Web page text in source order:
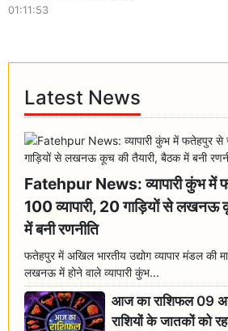
01:11:53
Latest News
Fatehpur News: व्यापारी कुंभ में
100 व्यापारी, 20 गाड़ियों से लखनऊ
में बनी रणनीति
फतेहपुर में अखिल भारतीय उद्योग व्यापार मंडल की
लखनऊ में होने वाले व्यापारी कुंभ...
आज का राशिफल 09
राशियों के जातकों को